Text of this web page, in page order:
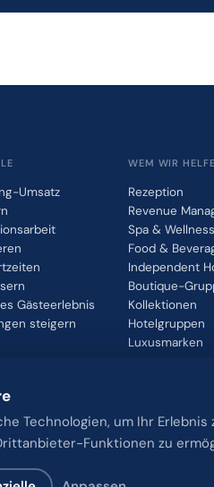
Umsatz
Gästeerlebnis
steigern
WEM WIR
Rezeption
Revenue
Spa & Wellness
Food &
Independent
Boutique-
Kollektionen
Hotelgruppen
Luxusmarken
Technologien, um Ihr Erlebnis
Funktionen zu